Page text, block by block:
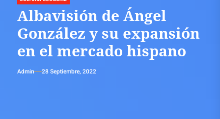
Albavisión de Ángel
González y su expansión
en el mercado hispano
Admin 28 Septiembre, 2022